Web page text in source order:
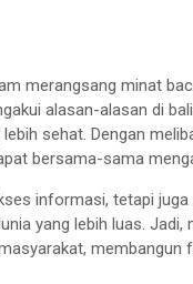
merangsang minat
alasan-alasan di
sehat. Dengan
bersama-sama
informasi, tetapi
yang lebih luas.
membangun